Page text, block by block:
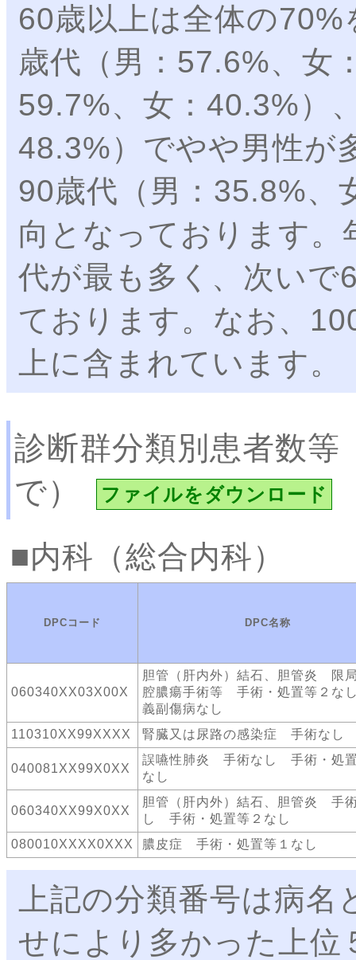
60歳以上は全体の
歳代（男：57.6%、女
59.7%、女：40.3%）
48.3%）でやや男性が
90歳代（男：35.8%、
向となっております。
代が最も多く、次いで
ております。なお、
上に含まれています。
診断群分類別患者数等
で）
ファイルをダウンロード
内科（総合内科）
DPCコード DPC名称
060340XX03X00X
胆管（肝内外）結石、胆管炎 限
腔膿瘍手術等 手術・処置等２な
義副傷病なし
110310XX99XXXX
腎臓又は尿路の感染症 手術なし
040081XX99X0XX
誤嚥性肺炎 手術なし 手術・処
なし
060340XX99X0XX
胆管（肝内外）結石、胆管炎 手
し 手術・処置等２なし
080010XXXX0XXX
膿皮症 手術・処置等１なし
上記の分類番号は病
せにより多かった上位